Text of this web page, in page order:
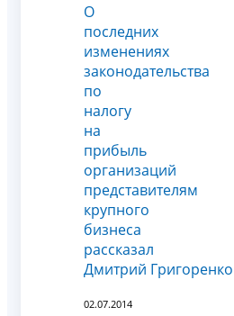
О
последних
изменениях
законодательства
по
налогу
на
прибыль
организаций
представителям
крупного
бизнеса
рассказал
Дмитрий Григоренко
02.07.2014